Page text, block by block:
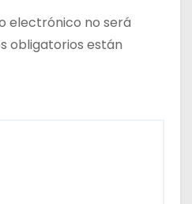
electrónico no será
obligatorios están